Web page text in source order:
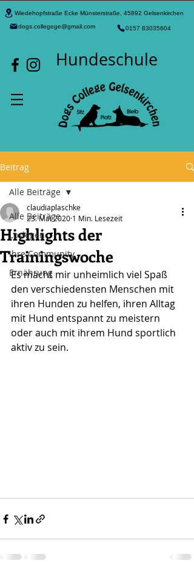
Wiedehopfstraße Ecke Münsterstraße, 45892 Gelsenkirchen
dogs.collegege@gmail.com
0157 83035604
Hundeschule
Beitrag
Alle Beiträge
Loslegen
Ihre Community
Ernährung
Alle Beiträge
Highlights der
Trainingswoche
claudiaplaschke
23. Mai 2020 1 Min. Lesezeit
Es macht mir unheimlich viel Spaß
den verschiedensten Menschen mit
ihren Hunden zu helfen, ihren Alltag
mit Hund entspannt zu meistern
oder auch mit ihrem Hund sportlich
aktiv zu sein.